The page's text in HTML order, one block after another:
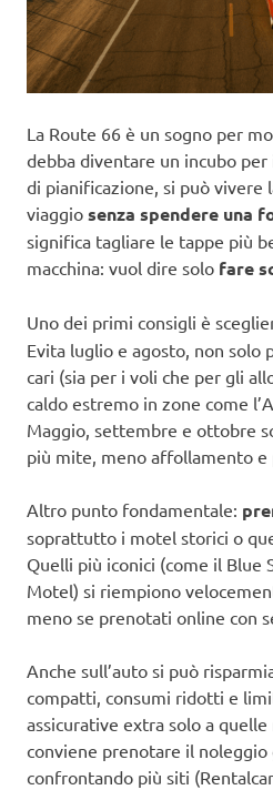
La Route 66 è un sogno per
debba diventare un incubo per
di pianificazione, si può vivere
viaggio senza spendere una
significa tagliare le tappe più
macchina: vuol dire solo fare
Uno dei primi consigli è
Evita luglio e agosto, non solo
cari (sia per i voli che per gli
caldo estremo in zone come
Maggio, settembre e ottobre
più mite, meno affollamento e
Altro punto fondamentale:
soprattutto i motel storici o
Quelli più iconici (come il Blue
Motel) si riempiono
meno se prenotati online con
Anche sull’auto si può
compatti, consumi ridotti e
assicurative extra solo a
conviene prenotare il noleggio
confrontando più siti